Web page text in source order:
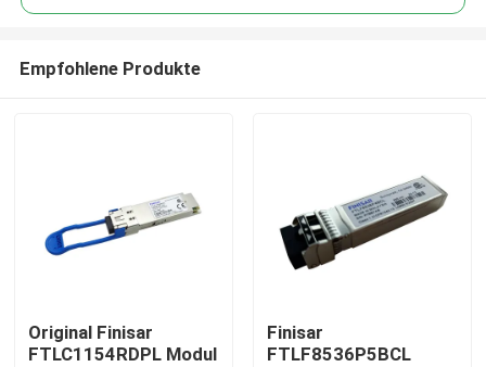
Empfohlene Produkte
Original Finisar
FTLC1154RDPL Modul
Finisar
FTLF8536P5BCL